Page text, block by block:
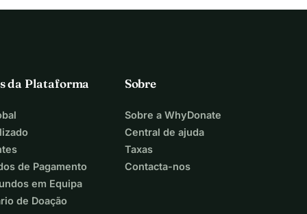
da Plataforma
de Pagamento
em Equipa
de Doação
Sobre
Sobre a WhyDonate
Central de ajuda
Taxas
Contacta-nos